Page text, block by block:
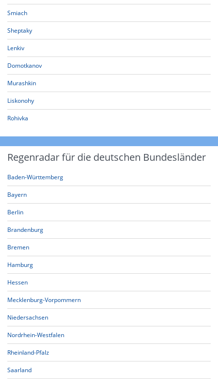
Smiach
Sheptaky
Lenkiv
Domotkanov
Murashkin
Liskonohy
Rohivka
Regenradar für die deutschen Bundesländer
Baden-Württemberg
Bayern
Berlin
Brandenburg
Bremen
Hamburg
Hessen
Mecklenburg-Vorpommern
Niedersachsen
Nordrhein-Westfalen
Rheinland-Pfalz
Saarland